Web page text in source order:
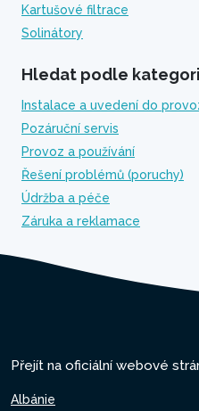
Kartušové filtrace
Solinátory
Hledat podle
Instalace a uvedení do
Pozáruční servis
Provoz a používání
Řešení problémů (poruchy)
Údržba a péče
Záruka a reklamace
Přejít na oficiální webové
Albánie